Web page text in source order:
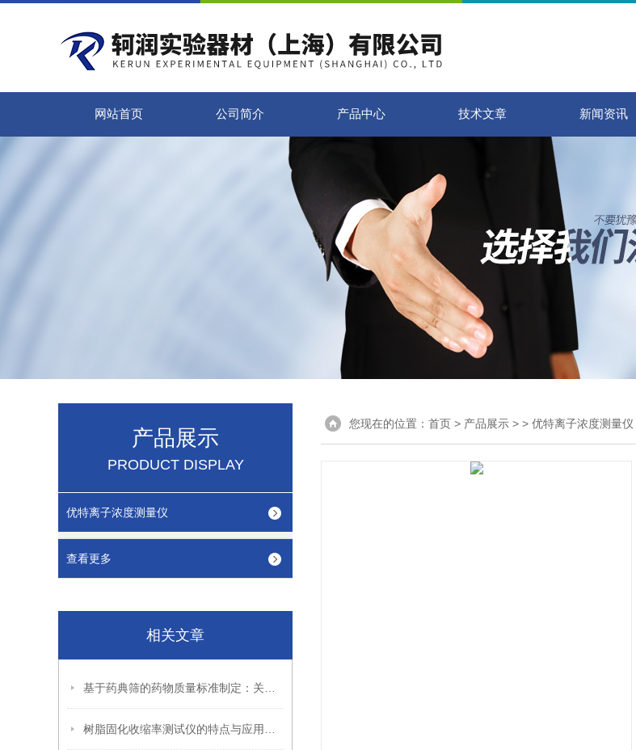
网站首页 公司简介 产品中心 技术文章 新闻资讯
产品展示
PRODUCT DISPLAY
优特离子浓度测量仪
查看更多
相关文章
您现在的位置： 首页 > 产品展示 > > 优特离子浓度测量仪